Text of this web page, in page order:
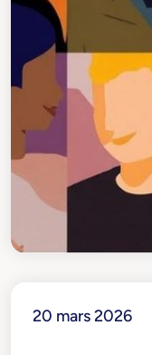
20 mars 2026